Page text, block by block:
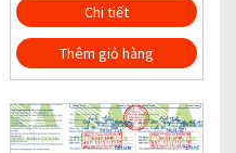
Chi tiết
Thêm giỏ hàng